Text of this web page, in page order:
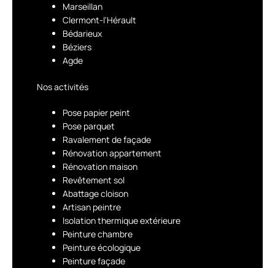
Marseillan
Clermont-l'Hérault
Bédarieux
Béziers
Agde
Nos activités
Pose papier peint
Pose parquet
Ravalement de façade
Rénovation appartement
Rénovation maison
Revêtement sol
Abattage cloison
Artisan peintre
Isolation thermique extérieure
Peinture chambre
Peinture écologique
Peinture façade